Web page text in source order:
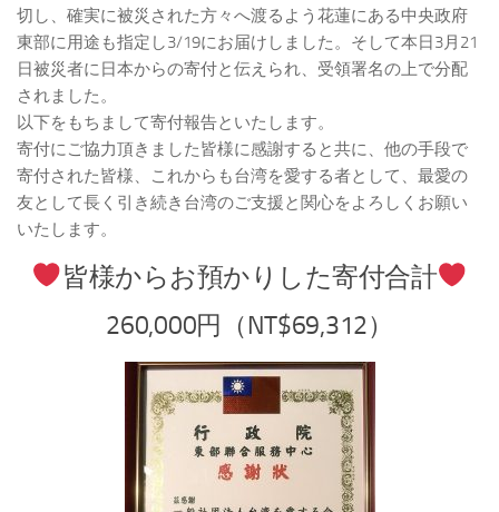
切し、確実に被災された方々へ渡るよう花蓮にある中央政府
東部に用途も指定し3/19にお届けしました。そして本日3月21
日被災者に日本からの寄付と伝えられ、受領署名の上で分配
されました。
以下をもちまして寄付報告といたします。
寄付にご協力頂きました皆様に感謝すると共に、他の手段で
寄付された皆様、これからも台湾を愛する者として、最愛の
友として長く引き続き台湾のご支援と関心をよろしくお願い
いたします。
皆様からお預かりした寄付合計
260,000円（NT$69,312）